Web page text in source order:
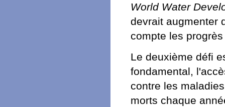
World Water
devrait augmenter
compte les
Le deuxième défi
fondamental,
contre les
morts chaque